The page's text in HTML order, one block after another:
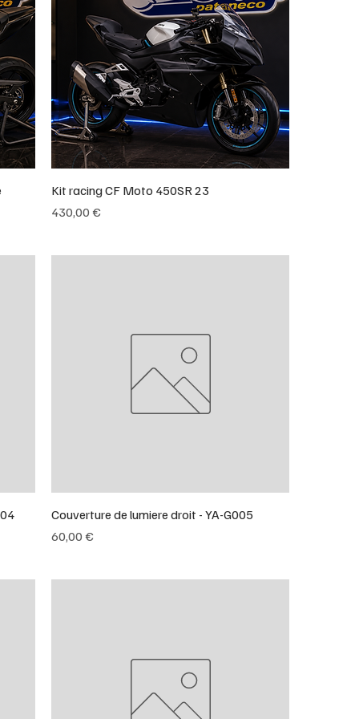
Kit racing CF Moto 450SR 23
Prix
430,00 €
Couverture de lumiere droit - YA-G005
Prix
60,00 €